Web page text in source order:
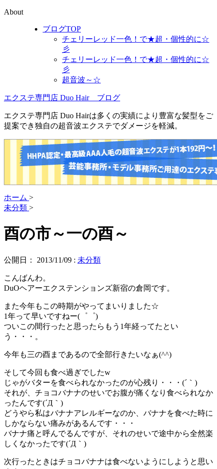
About
ブログTOP
チェリーレッド一色！で★超・個性的に☆
彡
チェリーレッド一色！で★超・個性的に☆
彡
超音波～☆
エクステ専門店 Duo Hair ブログ
エクステ専門店 Duo Hairは多くの実績により豊富な髪型をご
提案でき独自の超音波エクステでダメージを軽減。
ホーム >
未分類 >
酉の市～一の酉～
公開日： 2013/11/09 : 未分類
こんばんわ。
DuOヘアーエクステンションズ新宿の倉岡です。
また今年もこの時期がやってまいりました☆
1年って早いですねー(゜゜)
ついこの間行ったと思ったらもう1年経ってたとい
う・・・。
今年も三の酉まであるので全部行きたいなぁ(^^)
そして今回も食べ過ぎでしたw
じゃがバターを食べられなかったのが心残り・・・(´｀)
それが、チョコバナナのせいでお腹が痛くなり食べられなか
ったんです(´Д｀)
どうやら私はバナナアレルギーなのか、バナナを食べた時に
しかならない痛みがあるんです・・・
バナナ痛と呼んでるんですが、それのせいで途中から全然楽
しくなかったです(´Д｀)
次行ったときはチョコバナナは食べないようにしようと思い